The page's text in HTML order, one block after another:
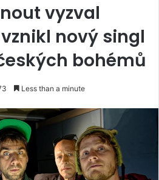
vyzval
nový singl
bohémů
Less than a minute